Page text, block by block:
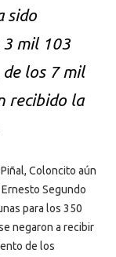
sido
mil 103
los 7 mil
recibido la
Coloncito aún
Segundo
para los 350
negaron a recibir
de los